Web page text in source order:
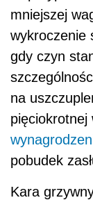
mniejszej
wykroczenie
gdy czyn
na
pięciokrotnej
pobudek
Kara